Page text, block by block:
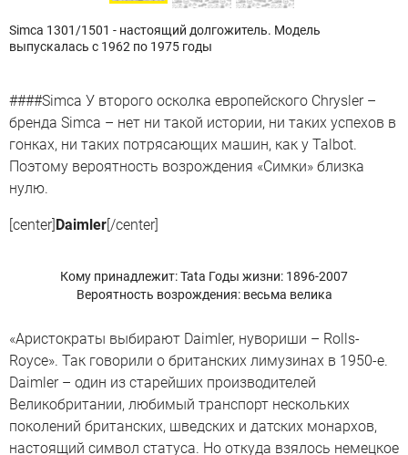
Simca 1301/1501 - настоящий долгожитель. Модель
выпускалась с 1962 по 1975 годы
####Simca У второго осколка европейского Chrysler –
бренда Simca – нет ни такой истории, ни таких успехов в
гонках, ни таких потрясающих машин, как у Talbot.
Поэтому вероятность возрождения «Симки» близка
нулю.
[center]Daimler[/center]
Кому принадлежит: Tata Годы жизни: 1896-2007
Вероятность возрождения: весьма велика
«Аристократы выбирают Daimler, нувориши – Rolls-
Royce». Так говорили о британских лимузинах в 1950-е.
Daimler – один из старейших производителей
Великобритании, любимый транспорт нескольких
поколений британских, шведских и датских монархов,
настоящий символ статуса. Но откуда взялось немецкое